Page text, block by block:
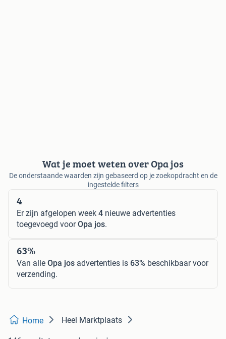
Wat je moet weten over Opa jos
De onderstaande waarden zijn gebaseerd op je zoekopdracht en de
ingestelde filters
4
Er zijn afgelopen week 4 nieuwe advertenties
toegevoegd voorOpa jos.
63%
Van alle Opa jos advertenties is 63% beschikbaar voor
verzending.
Home Heel Marktplaats